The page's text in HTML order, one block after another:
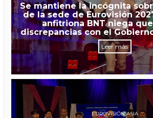
Se mantiene la incógnita
de la sede de Eurovisión
anfitriona BNT niega
discrepancias con el
Leer más
EUROVISIÓN ASIA